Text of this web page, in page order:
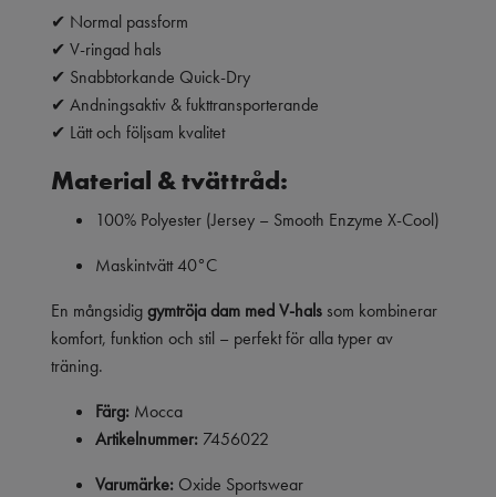
✔ Normal passform
✔ V-ringad hals
✔ Snabbtorkande Quick-Dry
✔ Andningsaktiv & fukttransporterande
✔ Lätt och följsam kvalitet
Material & tvättråd:
100% Polyester (Jersey – Smooth Enzyme X-Cool)
Maskintvätt 40°C
En mångsidiggymtröja dam med V-hals som kombinerar
komfort, funktion och stil – perfekt för alla typer av
träning.
Färg: Mocca
Artikelnummer: 7456022
Varumärke: Oxide Sportswear